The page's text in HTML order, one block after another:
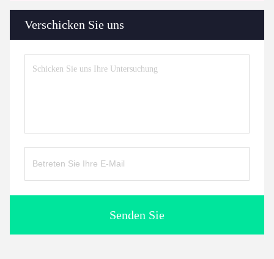
Verschicken Sie uns
Senden Sie